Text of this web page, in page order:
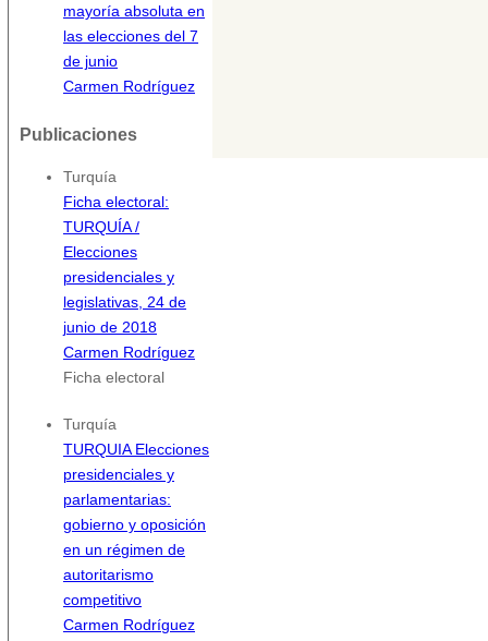
mayoría absoluta en
las elecciones del 7
de junio
Carmen Rodríguez
Publicaciones
Turquía
Ficha electoral:
TURQUÍA /
Elecciones
presidenciales y
legislativas, 24 de
junio de 2018
Carmen Rodríguez
Ficha electoral
Turquía
TURQUIA Elecciones
presidenciales y
parlamentarias:
gobierno y oposición
en un régimen de
autoritarismo
competitivo
Carmen Rodríguez